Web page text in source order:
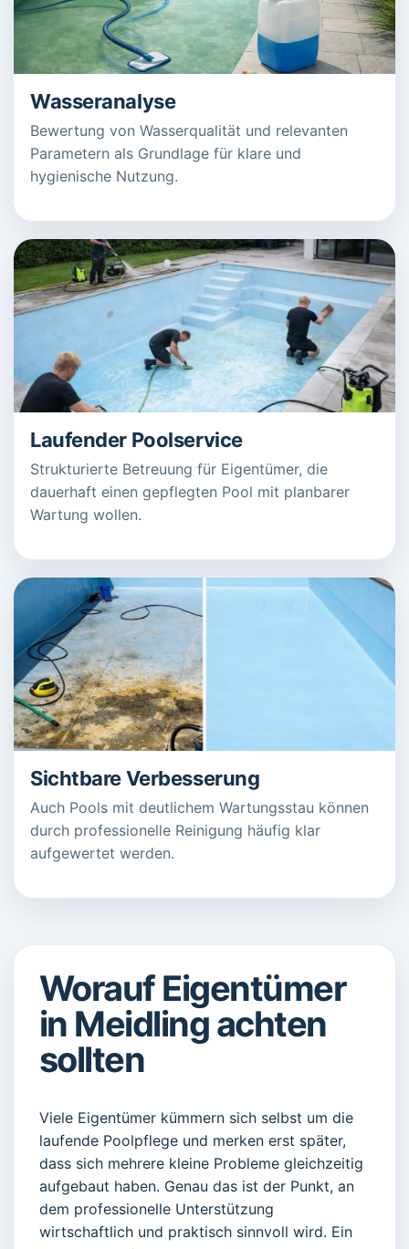
Wasseranalyse
Bewertung von Wasserqualität und relevanten
Parametern als Grundlage für klare und
hygienische Nutzung.
Laufender Poolservice
Strukturierte Betreuung für Eigentümer, die
dauerhaft einen gepflegten Pool mit planbarer
Wartung wollen.
Sichtbare Verbesserung
Auch Pools mit deutlichem Wartungsstau können
durch professionelle Reinigung häufig klar
aufgewertet werden.
Worauf Eigentümer
in Meidling achten
sollten
Viele Eigentümer kümmern sich selbst um die
laufende Poolpflege und merken erst später,
dass sich mehrere kleine Probleme gleichzeitig
aufgebaut haben. Genau das ist der Punkt, an
dem professionelle Unterstützung
wirtschaftlich und praktisch sinnvoll wird. Ein